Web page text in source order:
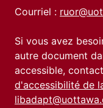
Courriel :
Si vous avez
autre document
accessible,
d'accessibilité de